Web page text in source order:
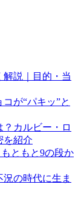
説｜目的・当
が“パキッ”と
カルビー・ロ
を紹介
ともと9の段か
の時代に生ま